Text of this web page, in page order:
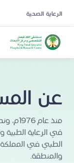
الرعاية الصحية
عن
منذ عام
في الرعاية الطبية
الطبي في المملكة
والمنطقة.